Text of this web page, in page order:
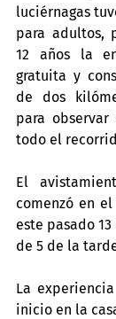
luciérnagas
para adultos,
12 años la
gratuita y
de dos
para
todo el
El
comenzó en
este pasado
de 5 de la
La
inicio en la